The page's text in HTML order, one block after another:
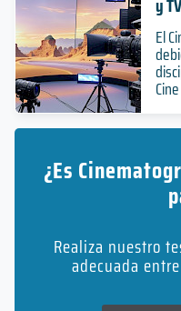
y
El
¿Es
Realiza nuestro
adecuada